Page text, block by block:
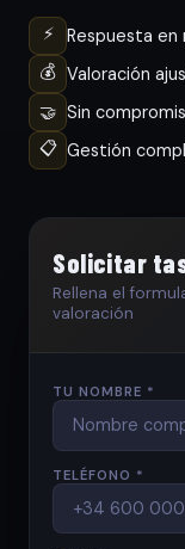
⚡
Respuesta
💰 Valoración
🤝 Sin
📋 Gestión
Solicitar
Rellena el
valoración
TU NOMBRE *
TELÉFONO *